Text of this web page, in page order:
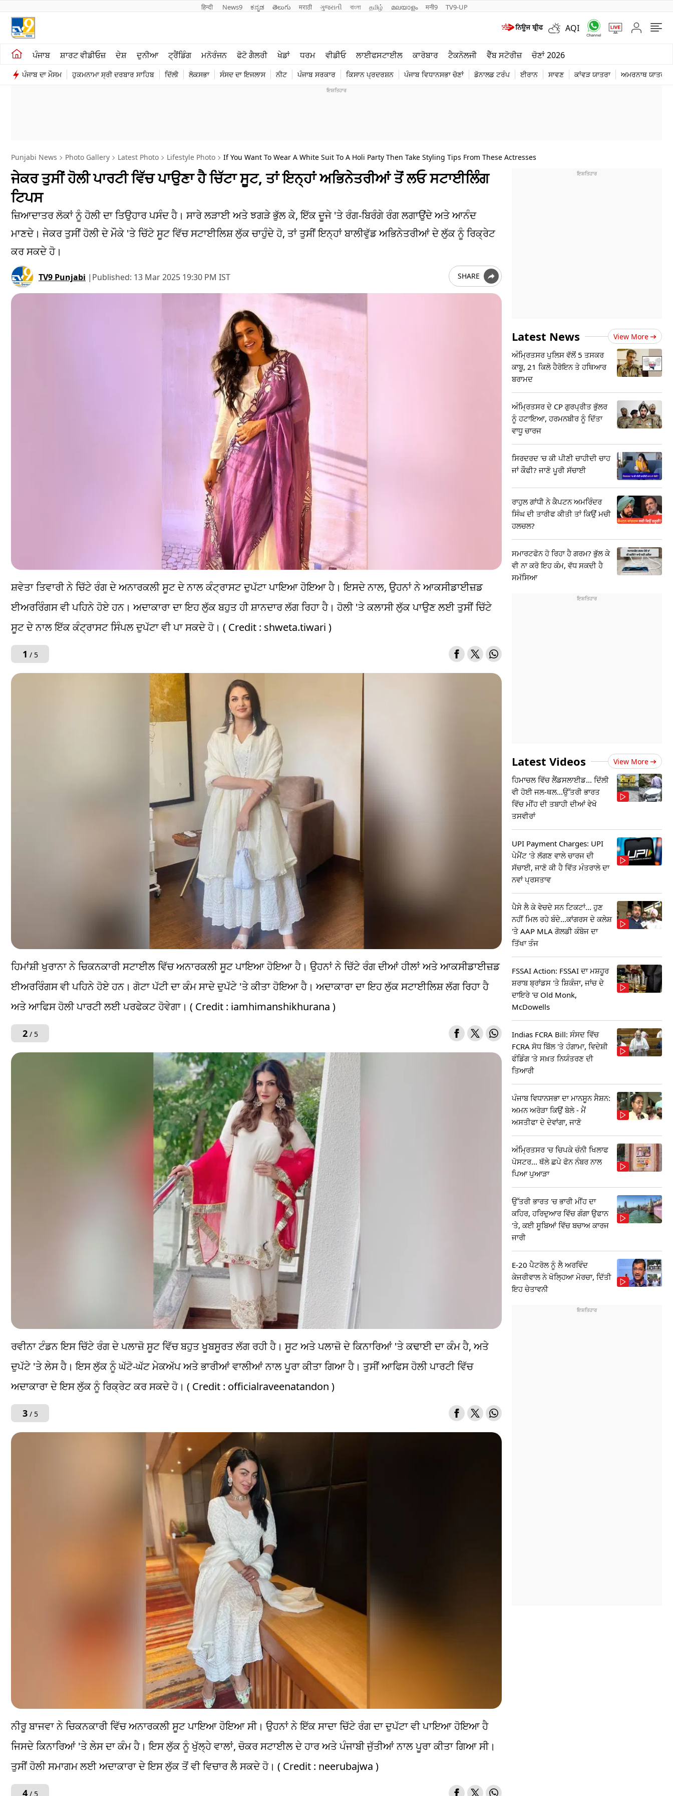
हिन्दी News9 ಕನ್ನಡ తెలుగు मराठी ગુજરાતી বাংলা தமிழ் മലയാളം मनी9 TV9-UP
AQI
ਪੰਜਾਬ ਸ਼ਾਰਟ ਵੀਡੀਓਜ਼ ਦੇਸ਼ ਦੁਨੀਆ ਟ੍ਰੈਂਡਿੰਗ ਮਨੋਰੰਜਨ ਫੋਟੋ ਗੈਲਰੀ ਖੇਡਾਂ ਧਰਮ ਵੀਡੀਓ ਲਾਈਫਸਟਾਈਲ ਕਾਰੋਬਾਰ ਟੈਕਨੋਲਜੀ ਵੈੱਬ ਸਟੋਰੀਜ਼ ਚੋਣਾਂ 2026
ਪੰਜਾਬ ਦਾ ਮੌਸਮ ਹੁਕਮਨਾਮਾ ਸ੍ਰੀ ਦਰਬਾਰ ਸਾਹਿਬ ਦਿੱਲੀ ਲੋਕਸਭਾ ਸੰਸਦ ਦਾ ਇਜਲਾਸ ਨੀਟ ਪੰਜਾਬ ਸਰਕਾਰ ਕਿਸਾਨ ਪ੍ਰਦਰਸ਼ਨ ਪੰਜਾਬ ਵਿਧਾਨਸਭਾ ਚੋਣਾਂ ਡੋਨਾਲਡ ਟਰੰਪ ਈਰਾਨ ਸਾਵਣ ਕਾਂਵੜ ਯਾਤਰਾ ਅਮਰਨਾਥ ਯਾਤਰਾ
ਖੇਤੀਬਾੜੀ
ਸ਼ਾਰਟ ਵੀਡੀਓਜ਼
ਮਨੋਰੰਜਨ
ਪੰਜਾਬ
ਟੈਕਨੋਲਜੀ
ਦੁਨੀਆ
Punjabi News Photo Gallery Latest Photo Lifestyle Photo If You Want To Wear A White Suit To A Holi Party Then Take Styling Tips From These Actresses
ਜੇਕਰ ਤੁਸੀਂ ਹੋਲੀ ਪਾਰਟੀ ਵਿੱਚ ਪਾਉਣਾ ਹੈ ਚਿੱਟਾ ਸੂਟ, ਤਾਂ ਇਨ੍ਹਾਂ ਅਭਿਨੇਤਰੀਆਂ ਤੋਂ ਲਓ ਸਟਾਈਲਿੰਗ
ਟਿਪਸ
ਜ਼ਿਆਦਾਤਰ ਲੋਕਾਂ ਨੂੰ ਹੋਲੀ ਦਾ ਤਿਉਹਾਰ ਪਸੰਦ ਹੈ। ਸਾਰੇ ਲੜਾਈ ਅਤੇ ਝਗੜੇ ਭੁੱਲ ਕੇ, ਇੱਕ ਦੂਜੇ 'ਤੇ ਰੰਗ-ਬਿਰੰਗੇ ਰੰਗ ਲਗਾਉਂਦੇ ਅਤੇ ਆਨੰਦ
ਮਾਣਦੇ। ਜੇਕਰ ਤੁਸੀਂ ਹੋਲੀ ਦੇ ਮੌਕੇ 'ਤੇ ਚਿੱਟੇ ਸੂਟ ਵਿੱਚ ਸਟਾਈਲਿਸ਼ ਲੁੱਕ ਚਾਹੁੰਦੇ ਹੋ, ਤਾਂ ਤੁਸੀਂ ਇਨ੍ਹਾਂ ਬਾਲੀਵੁੱਡ ਅਭਿਨੇਤਰੀਆਂ ਦੇ ਲੁੱਕ ਨੂੰ ਰਿਕ੍ਰੇਟ
ਕਰ ਸਕਦੇ ਹੋ।
TV9 Punjabi | Published: 13 Mar 2025 19:30 PM IST SHARE
ਸ਼ਵੇਤਾ ਤਿਵਾਰੀ ਨੇ ਚਿੱਟੇ ਰੰਗ ਦੇ ਅਨਾਰਕਲੀ ਸੂਟ ਦੇ ਨਾਲ ਕੰਟ੍ਰਾਸਟ ਦੁਪੱਟਾ ਪਾਇਆ ਹੋਇਆ ਹੈ। ਇਸਦੇ ਨਾਲ, ਉਹਨਾਂ ਨੇ ਆਕਸੀਡਾਈਜ਼ਡ
ਈਅਰਰਿੰਗਸ ਵੀ ਪਹਿਨੇ ਹੋਏ ਹਨ। ਅਦਾਕਾਰਾ ਦਾ ਇਹ ਲੁੱਕ ਬਹੁਤ ਹੀ ਸ਼ਾਨਦਾਰ ਲੱਗ ਰਿਹਾ ਹੈ। ਹੋਲੀ 'ਤੇ ਕਲਾਸੀ ਲੁੱਕ ਪਾਉਣ ਲਈ ਤੁਸੀਂ ਚਿੱਟੇ
ਸੂਟ ਦੇ ਨਾਲ ਇੱਕ ਕੰਟ੍ਰਾਸਟ ਸਿੰਪਲ ਦੁਪੱਟਾ ਵੀ ਪਾ ਸਕਦੇ ਹੋ। ( Credit : shweta.tiwari )
1 / 5
ਹਿਮਾਂਸ਼ੀ ਖੁਰਾਨਾ ਨੇ ਚਿਕਨਕਾਰੀ ਸਟਾਈਲ ਵਿੱਚ ਅਨਾਰਕਲੀ ਸੂਟ ਪਾਇਆ ਹੋਇਆ ਹੈ। ਉਹਨਾਂ ਨੇ ਚਿੱਟੇ ਰੰਗ ਦੀਆਂ ਹੀਲਾਂ ਅਤੇ ਆਕਸੀਡਾਈਜ਼ਡ
ਈਅਰਰਿੰਗਸ ਵੀ ਪਹਿਨੇ ਹੋਏ ਹਨ। ਗੋਟਾ ਪੱਟੀ ਦਾ ਕੰਮ ਸਾਦੇ ਦੁਪੱਟੇ 'ਤੇ ਕੀਤਾ ਹੋਇਆ ਹੈ। ਅਦਾਕਾਰਾ ਦਾ ਇਹ ਲੁੱਕ ਸਟਾਈਲਿਸ਼ ਲੱਗ ਰਿਹਾ ਹੈ
ਅਤੇ ਆਫਿਸ ਹੋਲੀ ਪਾਰਟੀ ਲਈ ਪਰਫੇਕਟ ਹੋਵੇਗਾ। ( Credit : iamhimanshikhurana )
2/ 5
ਰਵੀਨਾ ਟੰਡਨ ਇਸ ਚਿੱਟੇ ਰੰਗ ਦੇ ਪਲਾਜ਼ੋ ਸੂਟ ਵਿੱਚ ਬਹੁਤ ਖੂਬਸੂਰਤ ਲੱਗ ਰਹੀ ਹੈ। ਸੂਟ ਅਤੇ ਪਲਾਜ਼ੋ ਦੇ ਕਿਨਾਰਿਆਂ 'ਤੇ ਕਢਾਈ ਦਾ ਕੰਮ ਹੈ, ਅਤੇ
ਦੁਪੱਟੇ 'ਤੇ ਲੇਸ ਹੈ। ਇਸ ਲੁੱਕ ਨੂੰ ਘੱਟੋ-ਘੱਟ ਮੇਕਅੱਪ ਅਤੇ ਭਾਰੀਆਂ ਵਾਲੀਆਂ ਨਾਲ ਪੂਰਾ ਕੀਤਾ ਗਿਆ ਹੈ। ਤੁਸੀਂ ਆਫਿਸ ਹੋਲੀ ਪਾਰਟੀ ਵਿੱਚ
ਅਦਾਕਾਰਾ ਦੇ ਇਸ ਲੁੱਕ ਨੂੰ ਰਿਕ੍ਰੇਟ ਕਰ ਸਕਦੇ ਹੋ। ( Credit : officialraveenatandon )
3/ 5
ਨੀਰੂ ਬਾਜਵਾ ਨੇ ਚਿਕਨਕਾਰੀ ਵਿੱਚ ਅਨਾਰਕਲੀ ਸੂਟ ਪਾਇਆ ਹੋਇਆ ਸੀ। ਉਹਨਾਂ ਨੇ ਇੱਕ ਸਾਦਾ ਚਿੱਟੇ ਰੰਗ ਦਾ ਦੁਪੱਟਾ ਵੀ ਪਾਇਆ ਹੋਇਆ ਹੈ
ਜਿਸਦੇ ਕਿਨਾਰਿਆਂ 'ਤੇ ਲੇਸ ਦਾ ਕੰਮ ਹੈ। ਇਸ ਲੁੱਕ ਨੂੰ ਖੁੱਲ੍ਹੇ ਵਾਲਾਂ, ਚੋਕਰ ਸਟਾਈਲ ਦੇ ਹਾਰ ਅਤੇ ਪੰਜਾਬੀ ਜੁੱਤੀਆਂ ਨਾਲ ਪੂਰਾ ਕੀਤਾ ਗਿਆ ਸੀ।
ਤੁਸੀਂ ਹੋਲੀ ਸਮਾਗਮ ਲਈ ਅਦਾਕਾਰਾ ਦੇ ਇਸ ਲੁੱਕ ਤੋਂ ਵੀ ਵਿਚਾਰ ਲੈ ਸਕਦੇ ਹੋ। ( Credit : neerubajwa )
4/ 5
Latest News View More
ਅੰਮ੍ਰਿਤਸਰ ਪੁਲਿਸ ਵੱਲੋਂ 5 ਤਸਕਰ
ਕਾਬੂ, 21 ਕਿਲੋ ਹੈਰੋਇਨ ਤੇ ਹਥਿਆਰ
ਬਰਾਮਦ
ਅੰਮ੍ਰਿਤਸਰ ਦੇ CP ਗੁਰਪ੍ਰੀਤ ਭੁੱਲਰ
ਨੂੰ ਹਟਾਇਆ, ਹਰਮਨਬੀਰ ਨੂੰ ਦਿੱਤਾ
ਵਾਧੂ ਚਾਰਜ
ਸਿਰਦਰਦ 'ਚ ਕੀ ਪੀਣੀ ਚਾਹੀਦੀ ਚਾਹ
ਜਾਂ ਕੌਫੀ? ਜਾਣੋ ਪੂਰੀ ਸੱਚਾਈ
ਰਾਹੁਲ ਗਾਂਧੀ ਨੇ ਕੈਪਟਨ ਅਮਰਿੰਦਰ
ਸਿੰਘ ਦੀ ਤਾਰੀਫ ਕੀਤੀ ਤਾਂ ਕਿਉਂ ਮਚੀ
ਹਲਚਲ?
ਸਮਾਰਟਫੋਨ ਹੋ ਰਿਹਾ ਹੈ ਗਰਮ? ਭੁੱਲ ਕੇ
ਵੀ ਨਾ ਕਰੋ ਇਹ ਕੰਮ, ਵੱਧ ਸਕਦੀ ਹੈ
ਸਮੱਸਿਆ
Latest Videos View More
ਹਿਮਾਚਲ ਵਿੱਚ ਲੈਂਡਸਲਾਈਡ... ਦਿੱਲੀ
ਵੀ ਹੋਈ ਜਲ-ਥਲ...ਉੱਤਰੀ ਭਾਰਤ
ਵਿੱਚ ਮੀਂਹ ਦੀ ਤਬਾਹੀ ਦੀਆਂ ਵੇਖੋ
ਤਸਵੀਰਾਂ
UPI Payment Charges: UPI
ਪੇਮੈਂਟ 'ਤੇ ਲੱਗਣ ਵਾਲੇ ਚਾਰਜ ਦੀ
ਸੱਚਾਈ, ਜਾਣੋ ਕੀ ਹੈ ਵਿੱਤ ਮੰਤਰਾਲੇ ਦਾ
ਨਵਾਂ ਪ੍ਰਸਤਾਵ
ਪੈਸੇ ਲੈ ਕੇ ਵੇਚਦੇ ਸਨ ਟਿਕਟਾਂ... ਹੁਣ
ਨਹੀਂ ਮਿਲ ਰਹੇ ਬੰਦੇ...ਕਾਂਗਰਸ ਦੇ ਕਲੇਸ਼
'ਤੇ AAP MLA ਗੋਲਡੀ ਕੰਬੋਜ ਦਾ
ਤਿੱਖਾ ਤੰਜ
FSSAI Action: FSSAI ਦਾ ਮਸ਼ਹੂਰ
ਸ਼ਰਾਬ ਬ੍ਰਾਂਡਸ 'ਤੇ ਸ਼ਿਕੰਜਾ, ਜਾਂਚ ਦੇ
ਦਾਇਰੇ 'ਚ Old Monk,
McDowells
Indias FCRA Bill: ਸੰਸਦ ਵਿੱਚ
FCRA ਸੋਧ ਬਿੱਲ 'ਤੇ ਹੰਗਾਮਾ, ਵਿਦੇਸ਼ੀ
ਫੰਡਿੰਗ 'ਤੇ ਸਖ਼ਤ ਨਿਯੰਤਰਣ ਦੀ
ਤਿਆਰੀ
ਪੰਜਾਬ ਵਿਧਾਨਸਭਾ ਦਾ ਮਾਨਸੂਨ ਸੈਸ਼ਨ:
ਅਮਨ ਅਰੋੜਾ ਕਿਉਂ ਬੋਲੇ - ਮੈਂ
ਅਸਤੀਫਾ ਦੇ ਦੇਵਾਂਗਾ, ਜਾਣੋ
ਅੰਮ੍ਰਿਤਸਰ 'ਚ ਚਿਪਕੇ ਚੰਨੀ ਖਿਲਾਫ
ਪੋਸਟਰ... ਥੱਲੇ ਛਪੇ ਫੋਨ ਨੰਬਰ ਨਾਲ
ਪਿਆ ਪੁਆੜਾ
ਉੱਤਰੀ ਭਾਰਤ 'ਚ ਭਾਰੀ ਮੀਂਹ ਦਾ
ਕਹਿਰ, ਹਰਿਦੁਆਰ ਵਿੱਚ ਗੰਗਾ ਉਫਾਨ
'ਤੇ, ਕਈ ਸੂਬਿਆਂ ਵਿੱਚ ਬਚਾਅ ਕਾਰਜ
ਜਾਰੀ
E-20 ਪੈਟਰੋਲ ਨੂੰ ਲੈ ਅਰਵਿੰਦ
ਕੇਜਰੀਵਾਲ ਨੇ ਖੋਲ੍ਹਿਆ ਮੋਰਚਾ, ਦਿੱਤੀ
ਇਹ ਚੇਤਾਵਨੀ